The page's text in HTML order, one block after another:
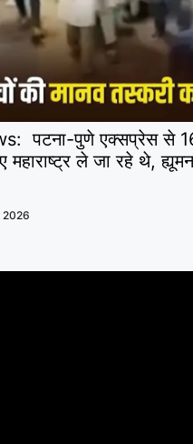
पटना-पुणे एक्सप्रेस से
महाराष्ट्र ले जा रहे थे,
2026